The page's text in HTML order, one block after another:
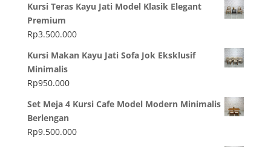
Kursi Teras Kayu Jati Model Klasik Elegant
Premium
Rp3.500.000
Kursi Makan Kayu Jati Sofa Jok Eksklusif
Minimalis
Rp950.000
Set Meja 4 Kursi Cafe Model Modern Minimalis
Berlengan
Rp9.500.000